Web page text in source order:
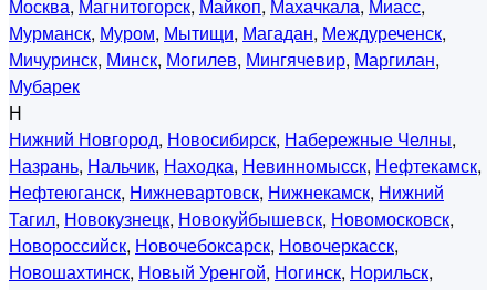
Москва, Магнитогорск, Майкоп, Махачкала, Миасс,
Мурманск, Муром, Мытищи, Магадан, Междуреченск,
Мичуринск, Минск, Могилев, Мингячевир, Маргилан,
Мубарек
Н
Нижний Новгород, Новосибирск, Набережные Челны,
Назрань, Нальчик, Находка, Невинномысск, Нефтекамск,
Нефтеюганск, Нижневартовск, Нижнекамск, Нижний
Тагил, Новокузнецк, Новокуйбышевск, Новомосковск,
Новороссийск, Новочебоксарск, Новочеркасск,
Новошахтинск, Новый Уренгой, Ногинск, Норильск,